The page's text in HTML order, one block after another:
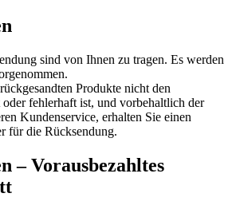
sind von Ihnen zu tragen. Es werden
Produkte nicht den
fehlerhaft ist, und vorbehaltlich der
Kundenservice, erhalten Sie einen
für die Rücksendung.
– Vorausbezahltes